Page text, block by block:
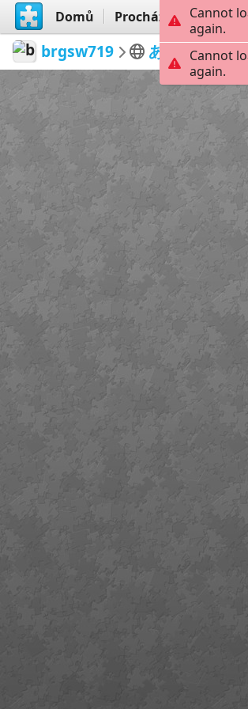
Domů Procházet
brgsw719 あいぽ
Cannot
again.
Cannot
again.